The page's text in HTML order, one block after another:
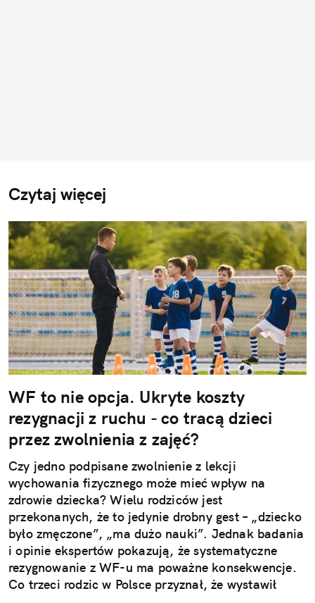
Czytaj więcej
WF to nie opcja. Ukryte koszty
rezygnacji z ruchu - co tracą dzieci
przez zwolnienia z zajęć?
Czy jedno podpisane zwolnienie z lekcji
wychowania fizycznego może mieć wpływ na
zdrowie dziecka? Wielu rodziców jest
przekonanych, że to jedynie drobny gest – „dziecko
było zmęczone”, „ma dużo nauki”. Jednak badania
i opinie ekspertów pokazują, że systematyczne
rezygnowanie z WF-u ma poważne konsekwencje.
Co trzeci rodzic w Polsce przyznał, że wystawił